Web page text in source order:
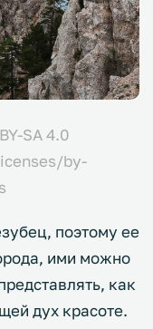
SA 4.0
by-
поэтому ее
ими можно
как
дух красоте.